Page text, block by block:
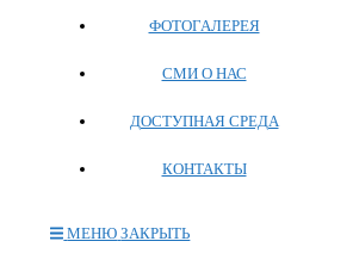
ФОТОГАЛЕРЕЯ
СМИ О НАС
ДОСТУПНАЯ СРЕДА
КОНТАКТЫ
МЕНЮ ЗАКРЫТЬ